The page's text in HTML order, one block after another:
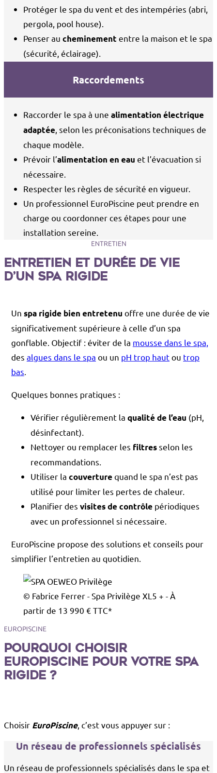
Protéger le spa du vent et des intempéries (abri,
pergola, pool house).
Penser au cheminement entre la maison et le spa
(sécurité, éclairage).
Raccordements
Raccorder le spa à une alimentation électrique
adaptée , selon les préconisations techniques de
chaque modèle.
Prévoir l’alimentation en eau et l’évacuation si
nécessaire.
Respecter les règles de sécurité en vigueur.
Un professionnel EuroPiscine peut prendre en
charge ou coordonner ces étapes pour une
installation sereine.
ENTRETIEN
Entretien et durée de vie
d’un spa rigide
Un spa rigide bien entretenu offre une durée de vie
significativement supérieure à celle d’un spa
gonflable. Objectif : éviter de la mousse dans le spa,
des algues dans le spa ou un pH trop hautou trop
bas
Quelques bonnes pratiques :
Vérifier régulièrement la qualité de l’eau (pH,
désinfectant).
Nettoyer ou remplacer les filtresselon les
recommandations.
Utiliser la couverturequand le spa n’est pas
utilisé pour limiter les pertes de chaleur.
Planifier des visites de contrôle périodiques
avec un professionnel si nécessaire.
EuroPiscine propose des solutions et conseils pour
simplifier l’entretien au quotidien.
© Fabrice Ferrer - Spa Privilège XL5 + - À
partir de 13 990 € TTC*
EUROPISCINE
Pourquoi choisir
EuroPiscine pour votre spa
rigide ?
Choisir EuroPiscine, c’est vous appuyer sur :
Un réseau de professionnels spécialisés
Un réseau de professionnels spécialisés dans le spa et